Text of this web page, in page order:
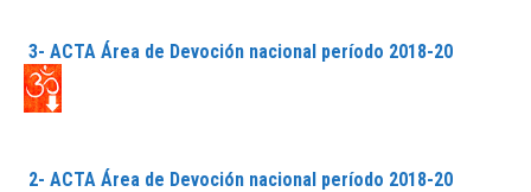
3- ACTA Área de Devoción nacional período 2018-20
2- ACTA Área de Devoción nacional período 2018-20